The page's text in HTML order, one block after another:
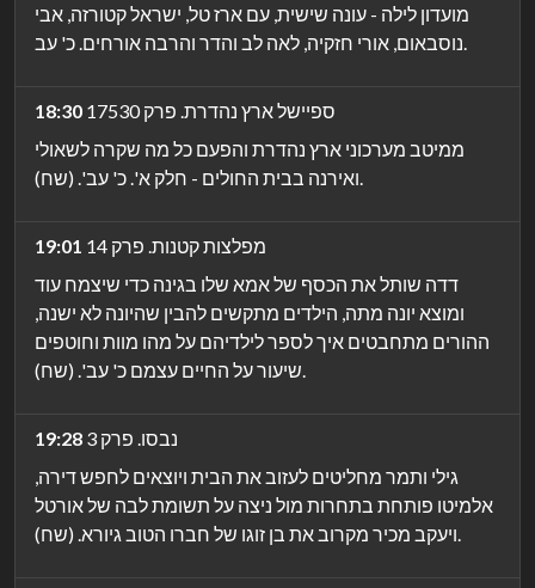
מועדון לילה - עונה שישית, עם ארז טל, ישראל קטורזה, אבי
נוסבאום, אורי חזקיה, לאה לב והדר והרבה אורחים. כ' עב.
18:30
ספיישל ארץ נהדרת. פרק 17530
ממיטב מערכוני ארץ נהדרת והפעם כל מה שקרה לשאולי
ואירנה בבית החולים - חלק א'. כ' עב'. (שח).
19:01
מפלצות קטנות. פרק 14
דדה שותל את הכסף של אמא שלו בגינה כדי שיצמח עוד
ומוצא יונה מתה, הילדים מתקשים להבין שהיונה לא ישנה,
ההורים מתחבטים איך לספר לילדיהם על מהו מוות וחוטפים
שיעור על החיים עצמם כ' עב'. (שח).
19:28
נבסו. פרק 3
גילי ותמר מחליטים לעזוב את הבית ויוצאים לחפש דירה,
אלמיטו פותחת בתחרות מול ניצה על תשומת לבה של אורטל
ויעקב מכיר מקרוב את בן זוגו של חברו הטוב גיורא. (שח).